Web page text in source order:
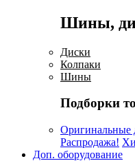
Шины,
Диски
Колпаки
Шины
Подборки
Оригинальные
Распродажа!
Доп. оборудование